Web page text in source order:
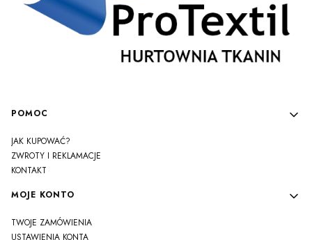
Linki w stopce
POMOC
JAK KUPOWAĆ?
ZWROTY I REKLAMACJE
KONTAKT
MOJE KONTO
TWOJE ZAMÓWIENIA
USTAWIENIA KONTA